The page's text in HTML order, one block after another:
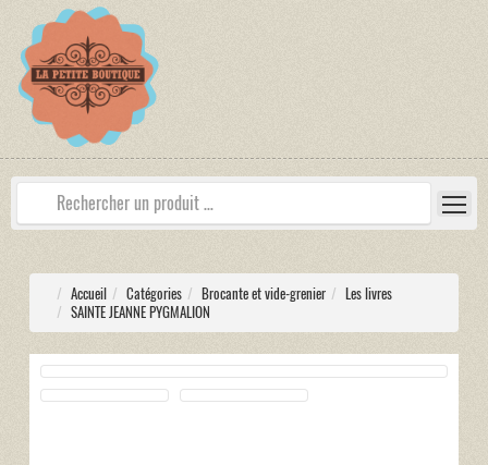
Accueil Catégories Brocante et vide-grenier
Les livres
SAINTE JEANNE PYGMALION